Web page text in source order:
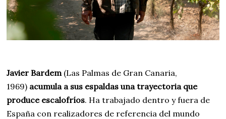
Javier Bardem (Las Palmas de Gran Canaria,
1969) acumula a sus espaldas una trayectoria que
produce escalofríos. Ha trabajado dentro y fuera de
España con realizadores de referencia del mundo